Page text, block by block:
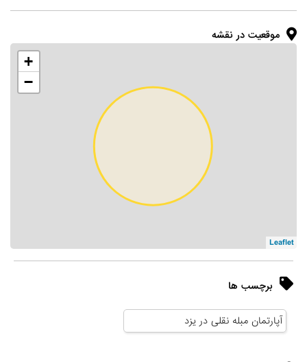
موقعیت در نقشه
+
−
Leaflet
برچسب ها
آپارتمان مبله نقلی در یزد